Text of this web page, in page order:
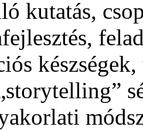
kutatás,